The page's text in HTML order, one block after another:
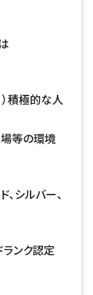
改善
人
成
環境
シルバー、
ンク認定